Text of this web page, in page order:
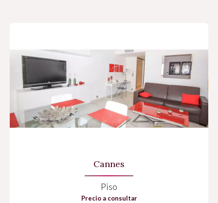
Cannes
Piso
Precio a consultar